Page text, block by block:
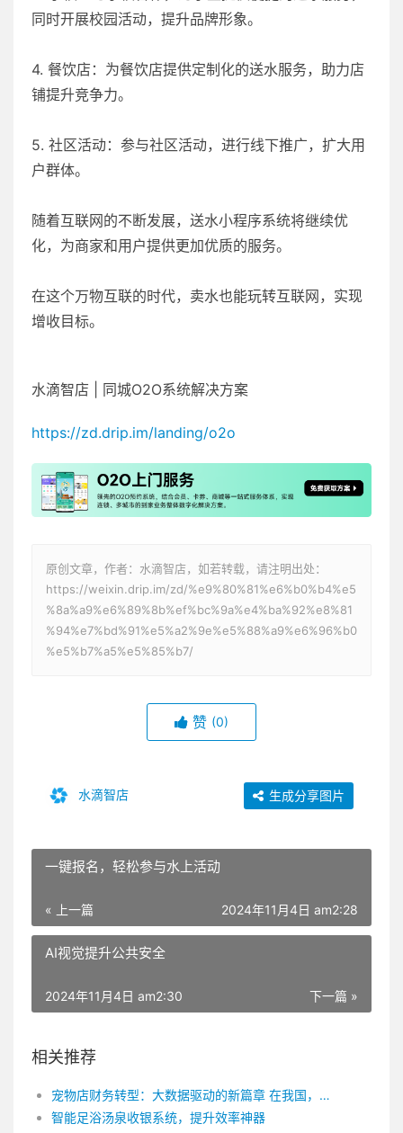
同时开展校园活动，提升品牌形象。
4. 餐饮店：为餐饮店提供定制化的送水服务，助力店
铺提升竞争力。
5. 社区活动：参与社区活动，进行线下推广，扩大用
户群体。
随着互联网的不断发展，送水小程序系统将继续优
化，为商家和用户提供更加优质的服务。
在这个万物互联的时代，卖水也能玩转互联网，实现
增收目标。
水滴智店 | 同城O2O系统解决方案
https://zd.drip.im/landing/o2o
原创文章，作者：水滴智店，如若转载，请注明出处：
https://weixin.drip.im/zd/%e9%80%81%e6%b0%b4%e5
%8a%a9%e6%89%8b%ef%bc%9a%e4%ba%92%e8%81
%94%e7%bd%91%e5%a2%9e%e5%88%a9%e6%96%b0
%e5%b7%a5%e5%85%b7/
赞 (0)
水滴智店 生成分享图片
一键报名，轻松参与水上活动
« 上一篇 2024年11月4日 am2:28
AI视觉提升公共安全
下一篇 »
2024年11月4日 am2:30
相关推荐
宠物店财务转型：大数据驱动的新篇章 在我国，宠物行业近年来发展迅猛，越来越多的宠物门店如雨后春笋般涌现。随着市场竞争的加剧，门店经营者逐渐意识到财务管理的重要性。为了在这场竞争中脱颖而出，一款强大的宠物门店系统成为了必要之选。在这样的背景下，宠物门店系统应运而生，为门店经营者带来了前所未有的便捷体验。本文将围绕宠物门店系统的财务数据分析功能，探讨如何掀起新篇章。 一、打破传统财务管理模式 传统宠物门店的财务管理往往依赖于人工操作，容易出现数据错误、统计不准确等问题。而宠物门店系统将财务数据管理电子化，实现全面信息化管理。通过系统自动记录每一笔收支，经营者可以实时了解门店的经营状况，确保数据准确无误。此外，系统还支持自动生成各类财务报表，方便经营者进行数据分析，为经营决策提供有力支持。 二、精细化数据分析，助力决策优化 宠物门店系统内置丰富的数据分析功能，可从多个维度对门店财务数据进行挖掘和分析。例如，通过对销售额、成本、毛利润等核心数据的实时监控，经营者可以掌握门店的盈利状况，及时发现问题并进行调整。此外，系统还可分析商品的销售排行榜，帮助经营者了解消费者喜好，合理配置商品库存。通过对顾客消费行为的分析，门店还可以制定针对性的营销策略，提升客户粘性。 三、跨门店数据整合，实现规模化经营 随着门店数量的增加，宠物门店品牌连锁企业对财务数据管理的需求也不断提高。宠物门店系统支持多门店数据整合，实现统一的管理和分析。经营者可以通过系统实时查看各门店的经营状况，进行跨门店的数据对比和分析。这将有助于企业制定统一的经营策略，实现规模化经营。同时，系统还可以支持数据导出，方便经营者进行进一步的数据挖掘和分析。 四、智能预警，防范经营风险 宠物门店系统具有智能预警功能，可以根据门店的财务数据进行风险评估。当系统检测到门店的经营状况出现异常时，会立即发出预警信号。经营者可以根据预警信息，提前采取措施，避免经营风险。此外，系统还可以通过数据分析，为经营者提供合理的库存预警，防止库存积压，降低经营成本。 总之，宠物门店系统以其强大的财务数据分析功能，助力门店经营者打破传统财务管理模式的束缚，实现精细化、智能化经营。随着我国宠物行业的不断发展，宠物门店系统将为门店经营者带来更加美好的未来。在此，让我们一起揭开财务数据分析的新篇章，共创辉煌！水滴智店 | 健康管理机构数字化方案：
智能足浴汤泉收银系统，提升效率神器